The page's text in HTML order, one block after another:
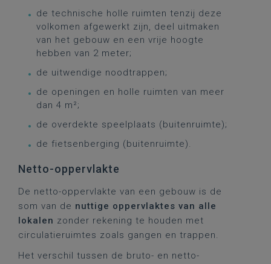
de technische holle ruimten tenzij deze
volkomen afgewerkt zijn, deel uitmaken
van het gebouw en een vrije hoogte
hebben van 2 meter;
de uitwendige noodtrappen;
de openingen en holle ruimten van meer
dan 4 m²;
de overdekte speelplaats (buitenruimte);
de fietsenberging (buitenruimte).
Netto-oppervlakte
De netto-oppervlakte van een gebouw is de
som van de nuttige oppervlaktes van alle
lokalen zonder rekening te houden met
circulatieruimtes zoals gangen en trappen.
Het verschil tussen de bruto- en netto-